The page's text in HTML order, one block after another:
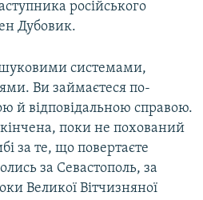
російського
Дубовик.
системами,
Ви займаєтеся по-
й відповідальною справою.
поки не похований
за те, що повертаєте
за Севастополь, за
Великої Вітчизняної